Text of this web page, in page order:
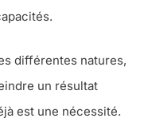
différentes natures,
un résultat
est une nécessité.